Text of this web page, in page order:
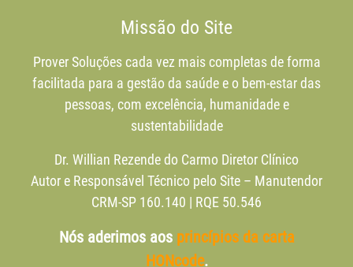
Missão do Site
Prover Soluções cada vez mais completas de forma
facilitada para a gestão da saúde e o bem-estar das
pessoas, com excelência, humanidade e
sustentabilidade
Dr. Willian Rezende do Carmo Diretor Clínico
Autor e Responsável Técnico pelo Site – Manutendor
CRM-SP 160.140 | RQE 50.546
Nós aderimos aos princípios da carta
HONcode.